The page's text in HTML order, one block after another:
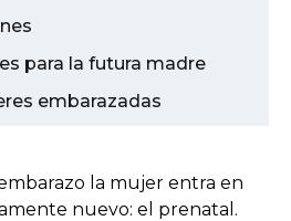
para la futura madre
embarazadas
la mujer entra en
nuevo: el prenatal.